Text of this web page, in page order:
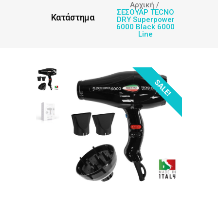
Κατάστημα
Αρχική /
ΣΕΣΟΥΑΡ TECNO
DRY Superpower
6000 Black 6000
Line
SALE!